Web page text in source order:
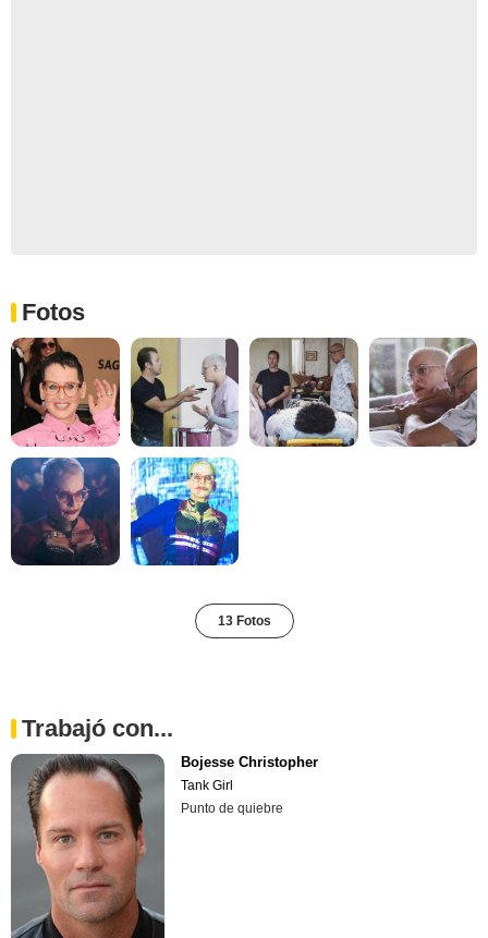
Fotos
13 Fotos
Trabajó con...
Bojesse Christopher
Tank Girl
Punto de quiebre